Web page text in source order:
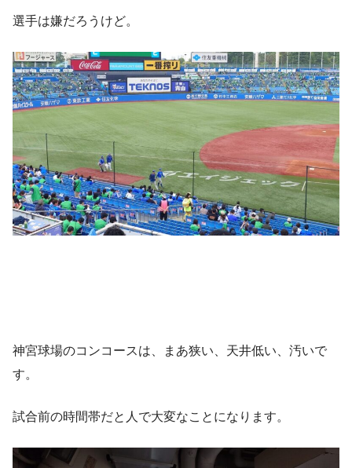
選手は嫌だろうけど。
神宮球場のコンコースは、まあ狭い、天井低い、汚いで
す。
試合前の時間帯だと人で大変なことになります。